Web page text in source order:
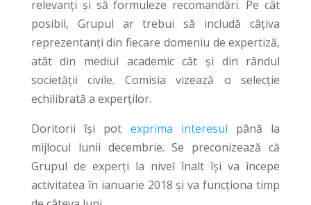
relevanți și să formuleze recomandări. Pe cât
posibil, Grupul ar trebui să includă câțiva
reprezentanți din fiecare domeniu de expertiză,
atât din mediul academic cât și din rândul
societății civile. Comisia vizează o selecție
echilibrată a experților.
Doritorii își pot exprima interesul până la
mijlocul lunii decembrie. Se preconizează că
Grupul de experți la nivel înalt își va începe
activitatea în ianuarie 2018 și va funcționa timp